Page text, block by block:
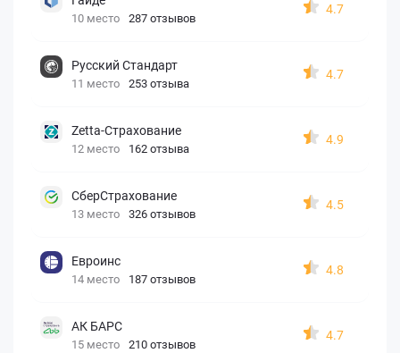
10 место 287 отзывов
4.7
Русский Стандарт
11 место 253 отзыва
4.7
Zetta-Страхование
12 место 162 отзыва
4.9
СберСтрахование
13 место 326 отзывов
4.5
Евроинс
14 место 187 отзывов
4.8
АК БАРС
15 место 210 отзывов
4.7